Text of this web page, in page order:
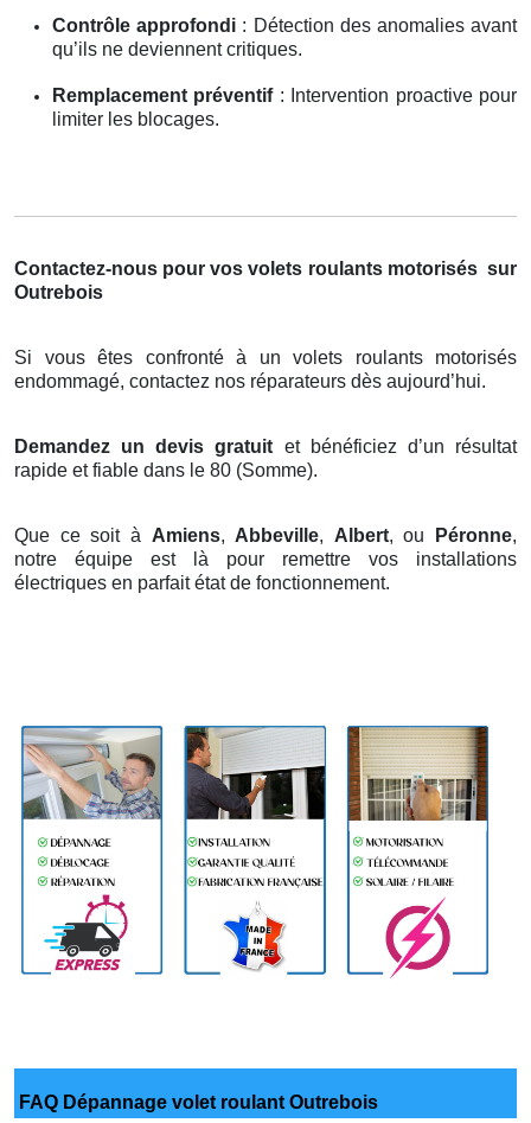
Contrôle approfondi : Détection des anomalies avant
qu’ils ne deviennent critiques.
Remplacement préventif: Intervention proactive pour
limiter les blocages.
Contactez-nous pour vos volets roulants motorisés sur
Outrebois
Si vous êtes confronté à un volets roulants motorisés
endommagé, contactez nos réparateurs dès aujourd’hui.
Demandez un devis gratuit et bénéficiez d’un résultat
rapide et fiable dans le 80 (Somme).
Que ce soit à Amiens, Abbeville, Albert, ou Péronne,
notre équipe est là pour remettre vos installations
électriques en parfait état de fonctionnement.
FAQ Dépannage volet roulant Outrebois